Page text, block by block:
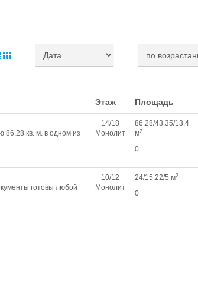
Этаж Площадь
86,28 кв. м. в однoм из
14/18
Монолит
86.28/43.35/13.4
м2
0
готовы любой
10/12
Монолит
24/15.22/5 м2
0